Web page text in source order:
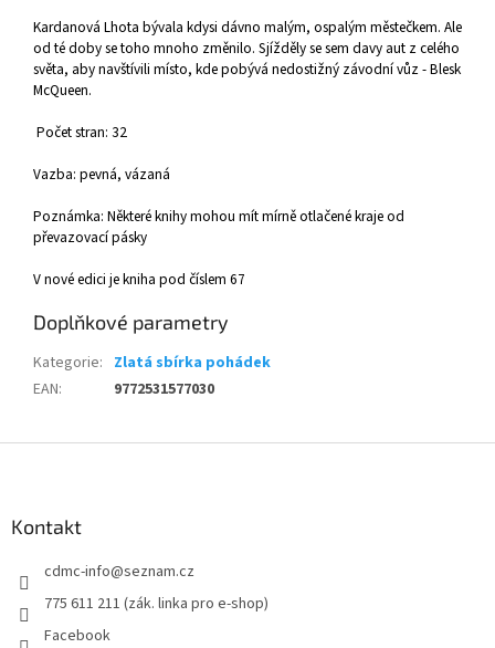
Kardanová Lhota bývala kdysi dávno malým, ospalým městečkem. Ale
od té doby se toho mnoho změnilo. Sjížděly se sem davy aut z celého
světa, aby navštívili místo, kde pobývá nedostižný závodní vůz - Blesk
McQueen.
Počet stran: 32
Vazba: pevná, vázaná
Poznámka: Některé knihy mohou mít mírně otlačené kraje od
převazovací pásky
V nové edici je kniha pod číslem 67
Doplňkové parametry
Kategorie: Zlatá sbírka pohádek
EAN: 9772531577030
Kontakt
cdmc-info@seznam.cz
775 611 211 (zák. linka pro e-shop)
Facebook